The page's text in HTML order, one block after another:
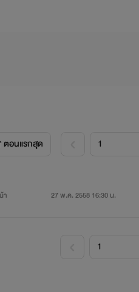
ะสยองขวัญ
ตอนแรกสุด
า 27 พ.ค. 2558 16:30 น.